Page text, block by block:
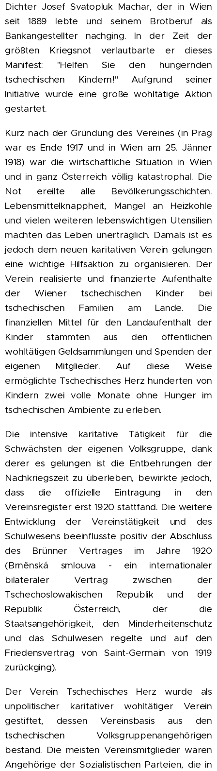
Dichter Josef Svatopluk Machar, der in Wien
seit 1889 lebte und seinem Brotberuf als
Bankangestellter nachging. In der Zeit der
größten Kriegsnot verlautbarte er dieses
Manifest: "Helfen Sie den hungernden
tschechischen Kindern!" Aufgrund seiner
Initiative wurde eine große wohltätige Aktion
gestartet.
Kurz nach der Gründung des Vereines (in Prag
war es Ende 1917 und in Wien am 25. Jänner
1918) war die wirtschaftliche Situation in Wien
und in ganz Österreich völlig katastrophal. Die
Not ereilte alle Bevölkerungsschichten.
Lebensmittelknappheit, Mangel an Heizkohle
und vielen weiteren lebenswichtigen Utensilien
machten das Leben unerträglich. Damals ist es
jedoch dem neuen karitativen Verein gelungen
eine wichtige Hilfsaktion zu organisieren. Der
Verein realisierte und finanzierte Aufenthalte
der Wiener tschechischen Kinder bei
tschechischen Familien am Lande. Die
finanziellen Mittel für den Landaufenthalt der
Kinder stammten aus den öffentlichen
wohltätigen Geldsammlungen und Spenden der
eigenen Mitglieder. Auf diese Weise
ermöglichte Tschechisches Herz hunderten von
Kindern zwei volle Monate ohne Hunger im
tschechischen Ambiente zu erleben.
Die intensive karitative Tätigkeit für die
Schwächsten der eigenen Volksgruppe, dank
derer es gelungen ist die Entbehrungen der
Nachkriegszeit zu überleben, bewirkte jedoch,
dass die offizielle Eintragung in den
Vereinsregister erst 1920 stattfand. Die weitere
Entwicklung der Vereinstätigkeit und des
Schulwesens beeinflusste positiv der Abschluss
des Brünner Vertrages im Jahre 1920
(Brněnská smlouva - ein internationaler
bilateraler Vertrag zwischen der
Tschechoslowakischen Republik und der
Republik Österreich, der die
Staatsangehörigkeit, den Minderheitenschutz
und das Schulwesen regelte und auf den
Friedensvertrag von Saint-Germain von 1919
zurückging).
Der Verein Tschechisches Herz wurde als
unpolitischer karitativer wohltätiger Verein
gestiftet, dessen Vereinsbasis aus den
tschechischen Volksgruppenangehörigen
bestand. Die meisten Vereinsmitglieder waren
Angehörige der Sozialistischen Parteien, die in